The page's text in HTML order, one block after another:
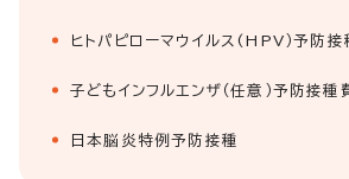
ヒトパピローマウイルス(HPV）予防接
子どもインフルエンザ（任意）予防接
日本脳炎特例予防接種